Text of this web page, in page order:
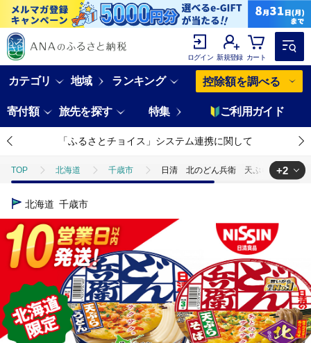
ログイン 新規登録 カート
カテゴリ 地域 ランキング 控除額を調べる
寄付額 旅先を探す 特集 ご利用ガイド
「ふるさとチョイス」システム連携に関して
TOP 北海道 千歳市 日清 北のどん兵衛 天ぷらセット＜う
TOP
TOP 麺類 日清 北のどん兵衛 天ぷらセット＜うど
+2
北海道 千歳市